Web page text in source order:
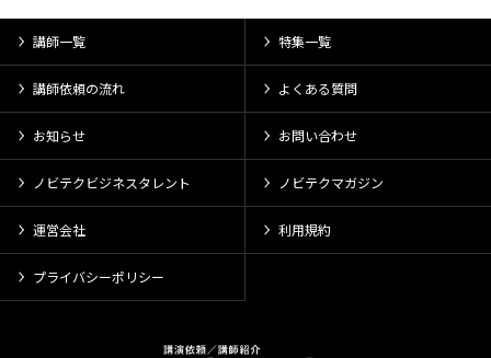
講師一覧 特集一覧
講師依頼の流れ よくある質問
お知らせ お問い合わせ
ノビテクビジネスタレント ノビテクマガジン
運営会社 利用規約
プライバシーポリシー